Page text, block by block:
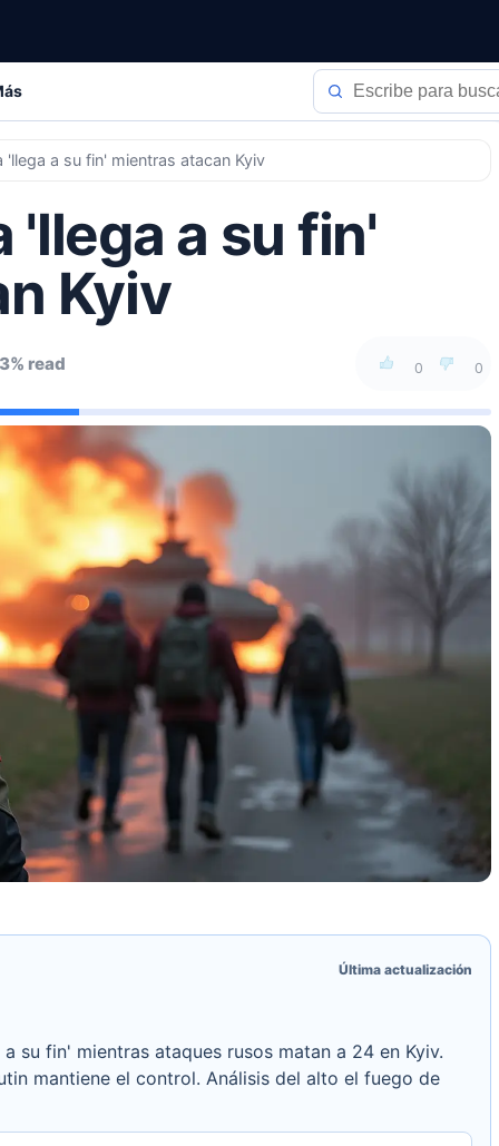
'llega a su fin' mientras atacan Kyiv
'llega a su fin'
Kyiv
0 0
read
Última actualización
su fin' mientras ataques rusos matan a 24 en Kyiv.
mantiene el control. Análisis del alto el fuego de